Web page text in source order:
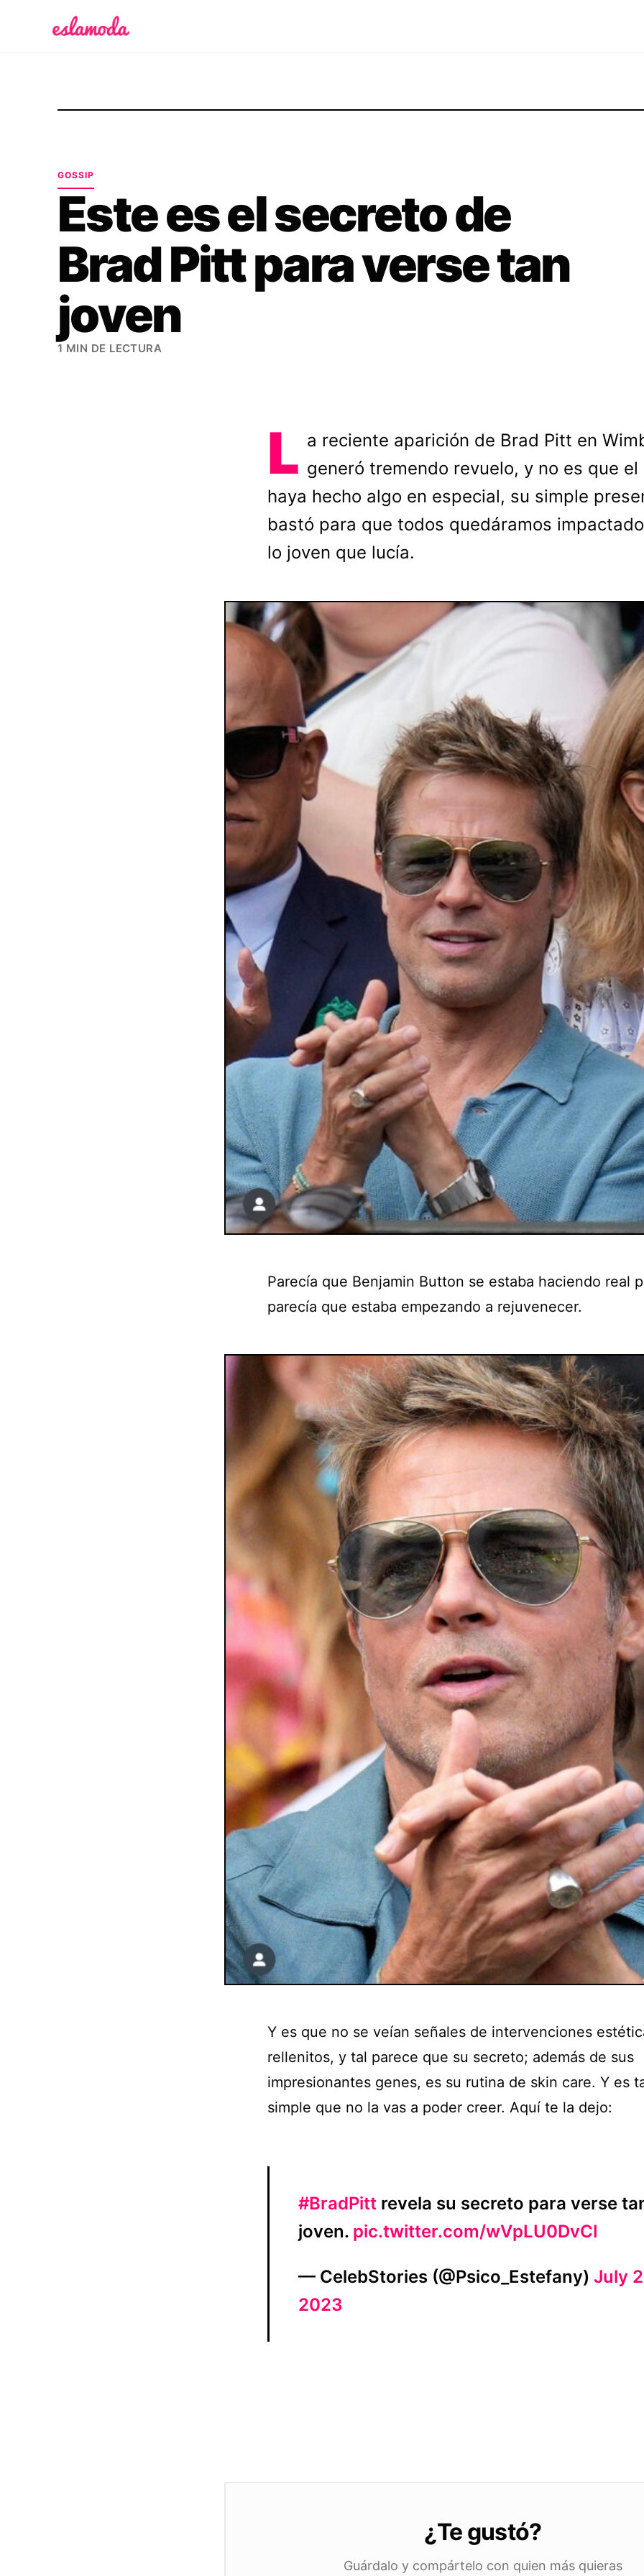
GOSSIP
Este es el secreto de
Brad Pitt para verse tan
joven
1 MIN DE LECTURA
L a reciente aparición de Brad Pitt en
generó tremendo revuelo, y no es que el
haya hecho algo en especial, su simple
bastó para que todos quedáramos
lo joven que lucía.
Parecía que Benjamin Button se estaba haciendo real
parecía que estaba empezando a rejuvenecer.
Y es que no se veían señales de intervenciones
rellenitos, y tal parece que su secreto; además de sus
impresionantes genes, es su rutina de skin care. Y es
simple que no la vas a poder creer. Aquí te la dejo:
#BradPitt revela su secreto para verse
joven. pic.twitter.com/wVpLU0DvCI
— CelebStories (@Psico_Estefany) July
2023
¿Te gustó?
Guárdalo y compártelo con quien más quieras